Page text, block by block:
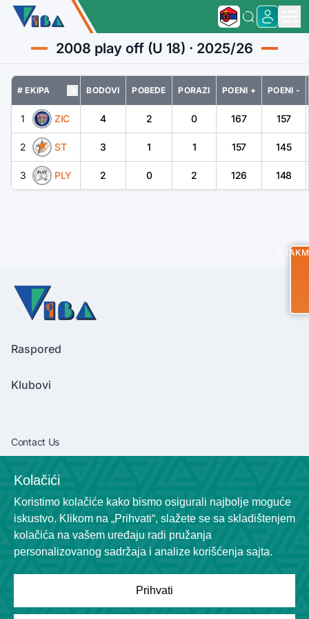
2008 play off (U 18) · 2025/26
# EKIPA BODOVI POBEDE PORAZI POENI + POENI -
1 ZIC 4 2 0 167 157
2 ST 3 1 1 157 145
3 PLY 2 0 2 126 148
Raspored
Klubovi
Contact Us
+381638292540
Socials
Kolačići
Koristimo kolačiće kako bismo osigurali najbolje moguće
iskustvo. Klikom na „Prihvati“, slažete se sa skladištenjem
kolačića na vašem uređaju radi pružanja
personalizovanog sadržaja i analize korišćenja sajta.
Prihvati